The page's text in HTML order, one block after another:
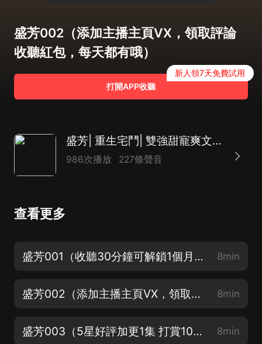
盛芳002（添加主播主頁VX，領取評論
收聽紅包，每天都有哦）
打開APP收聽
新人領7天免費試用
盛芳| 重生宅鬥| 雙強甜寵爽文| 多人有聲劇
986次播放 227條聲音
查看更多
盛芳001（收聽30分鐘可解鎖1個月 詳情請看完整簡介 或者點擊月票界面） 8min
盛芳002（添加主播主頁VX，領取評論收聽紅包，每天都有哦） 8min
盛芳003（5星好評加更1集 打賞10喜點加更1集） 8min